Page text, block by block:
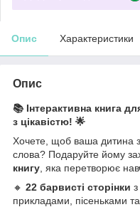
Опис Характеристики
Опис
📚 Інтерактивна книга
з цікавістю! 🌟
Хочете, щоб ваша дитина
слова? Подаруйте йому
книгу , яка перетворює
🔸 22 барвисті сторінки
прикладами, пісеньками